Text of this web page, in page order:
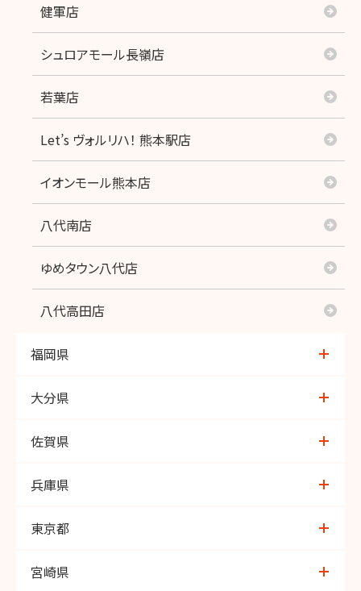
健軍店
シュロアモール長嶺店
若葉店
Let’s ヴォルリハ！ 熊本駅店
イオンモール熊本店
八代南店
ゆめタウン八代店
八代高田店
福岡県
神松寺店
六ツ門店
桧原店
下曽根店
福津店
大分県
大在店
トキハ医大前店
わさだ店
桃園店
佐賀県
鳥栖店
佐賀大和店
兵庫県
芦屋
東京都
谷中言問
宮崎県